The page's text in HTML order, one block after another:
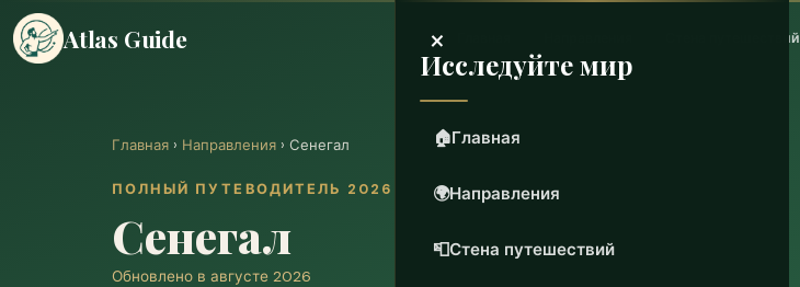
Atlas Guide Стена путешествий
×
Исследуйте мир
🏠Главная
🌍Направления
📮Стена путешествий
Главная › Направления › Сенегал
ПОЛНЫЙ ПУТЕВОДИТЕЛЬ 2026
Сенегал
Обновлено в августе 2026